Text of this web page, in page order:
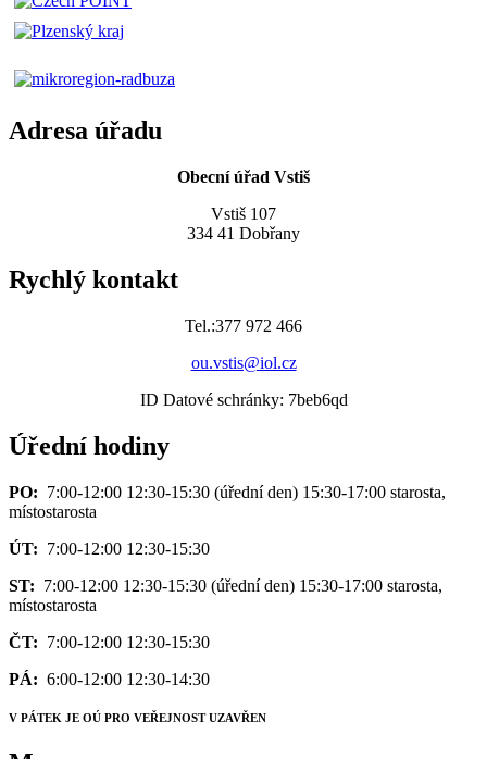
Adresa úřadu
Obecní úřad Vstiš
Vstiš 107
334 41 Dobřany
Rychlý kontakt
Tel.:377 972 466
ou.vstis@iol.cz
ID Datové schránky: 7beb6qd
Úřední hodiny
PO: 7:00-12:00 12:30-15:30 (úřední den) 15:30-17:00 starosta,
místostarosta
ÚT: 7:00-12:00 12:30-15:30
ST: 7:00-12:00 12:30-15:30 (úřední den) 15:30-17:00 starosta,
místostarosta
ČT: 7:00-12:00 12:30-15:30
PÁ: 6:00-12:00 12:30-14:30
V PÁTEK JE OÚ PRO VEŘEJNOST UZAVŘEN